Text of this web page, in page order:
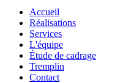
Accueil
Réalisations
Services
L'équipe
Étude de cadrage
Tremplin
Contact